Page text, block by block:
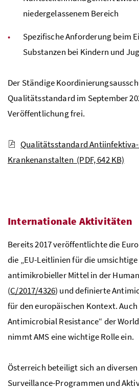
niedergelassenem Bereich
Spezifische Anforderung beim
Substanzen bei Kindern und
Der Ständige
Qualitätsstandard im September
Veröffentlichung frei.
Qualitätsstandard
Krankenanstalten (PDF, 642 KB)
Internationale Aktivitäten
Bereits 2017 veröffentlichte die
die „EU-Leitlinien für die
antimikrobieller Mittel in der
(C/2017/4326) und definierte
für den europäischen Kontext. Auch
Antimicrobial Resistance“ der
nimmt AMS eine wichtige Rolle ein.
Österreich beteiligt sich an
Surveillance-Programmen und